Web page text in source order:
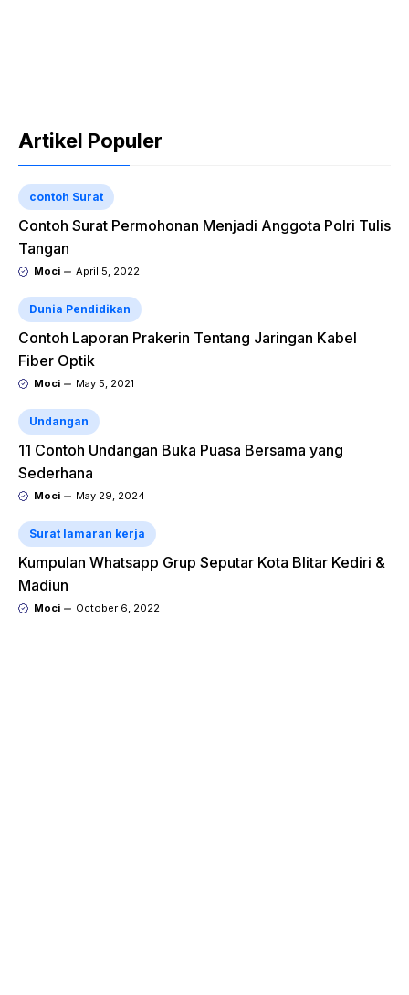
Artikel Populer
contoh Surat
Contoh Surat Permohonan Menjadi Anggota Polri Tulis
Tangan
Moci April 5, 2022
Dunia Pendidikan
Contoh Laporan Prakerin Tentang Jaringan Kabel
Fiber Optik
Moci May 5, 2021
Undangan
11 Contoh Undangan Buka Puasa Bersama yang
Sederhana
Moci May 29, 2024
Surat lamaran kerja
Kumpulan Whatsapp Grup Seputar Kota Blitar Kediri &
Madiun
Moci October 6, 2022